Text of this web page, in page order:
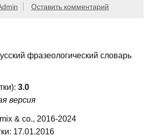
Оставить комментарий
фразеологический словарь
3.0
версия
& co., 2016-2024
17.01.2016